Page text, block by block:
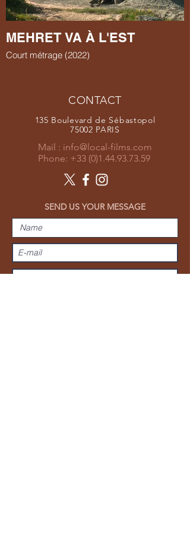
MEHRET VA À L'EST
Court métrage (2022)
CONTACT
135 Boulevard de Sébastopol
75002 PARIS
Mail : info@local-films.com
Phone: +33 (0)1.44.93.73.59
SEND US YOUR MESSAGE